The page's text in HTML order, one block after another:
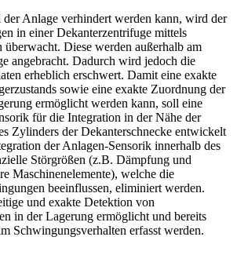
Anlage verhindert werden kann, wird der
in einer Dekanterzentrifuge mittels
überwacht. Diese werden außerhalb am
angebracht. Dadurch wird jedoch die
erheblich erschwert. Damit eine exakte
sowie eine exakte Zuordnung der
ermöglicht werden kann, soll eine
für die Integration in der Nähe der
Zylinders der Dekanterschnecke entwickelt
der Anlagen-Sensorik innerhalb des
Störgrößen (z.B. Dämpfung und
Maschinenelemente), welche die
beeinflussen, eliminiert werden.
und exakte Detektion von
in der Lagerung ermöglicht und bereits
Schwingungsverhalten erfasst werden.